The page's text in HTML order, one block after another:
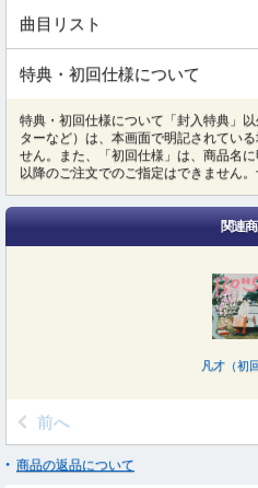
曲目リスト
特典・初回仕様について
特典・初回仕様について「封入特典」
ターなど）は、本画面で明記されてい
せん。また、「初回仕様」は、商品名
以降のご注文でのご指定はできません。
関連
前へ
商品の返品について